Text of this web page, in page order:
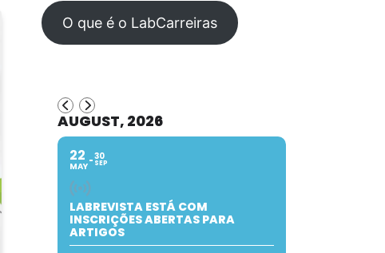
O que é o LabCarreiras
AUGUST, 2026
22
MAY
30
SEP
LABREVISTA ESTÁ COM
INSCRIÇÕES ABERTAS PARA
ARTIGOS